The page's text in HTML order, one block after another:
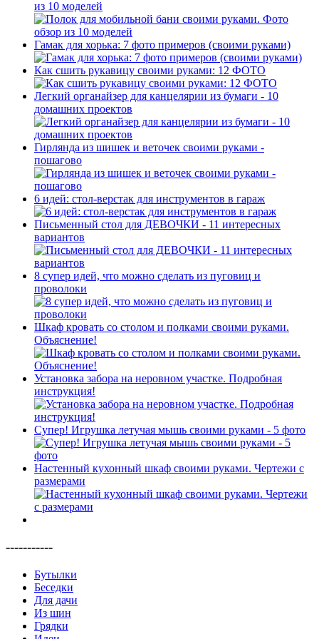
из 10 моделей
Гамак для хорька: 7 фото примеров (своими руками)
Как сшить рукавицу своими руками: 12 ФОТО
Легкий органайзер для канцелярии из бумаги - 10
домашних проектов
Гирлянда из шишек и веточек своими руками -
пошагово
6 идей: стол-верстак для инструментов в гараж
Письменный стол для ДЕВОЧКИ - 11 интересных
вариантов
8 супер идей, что можно сделать из пуговиц и
проволоки
Шкаф кровать со столом и полками своими руками.
Объяснение!
Установка забора на неровном участке. Подробная
инструкция!
Супер! Игрушка летучая мышь своими руками - 5 фото
Настенный кухонный шкаф своими руками. Чертежи с
размерами
-----------
Бутылки
Беседки
Для дачи
Из шин
Грядки